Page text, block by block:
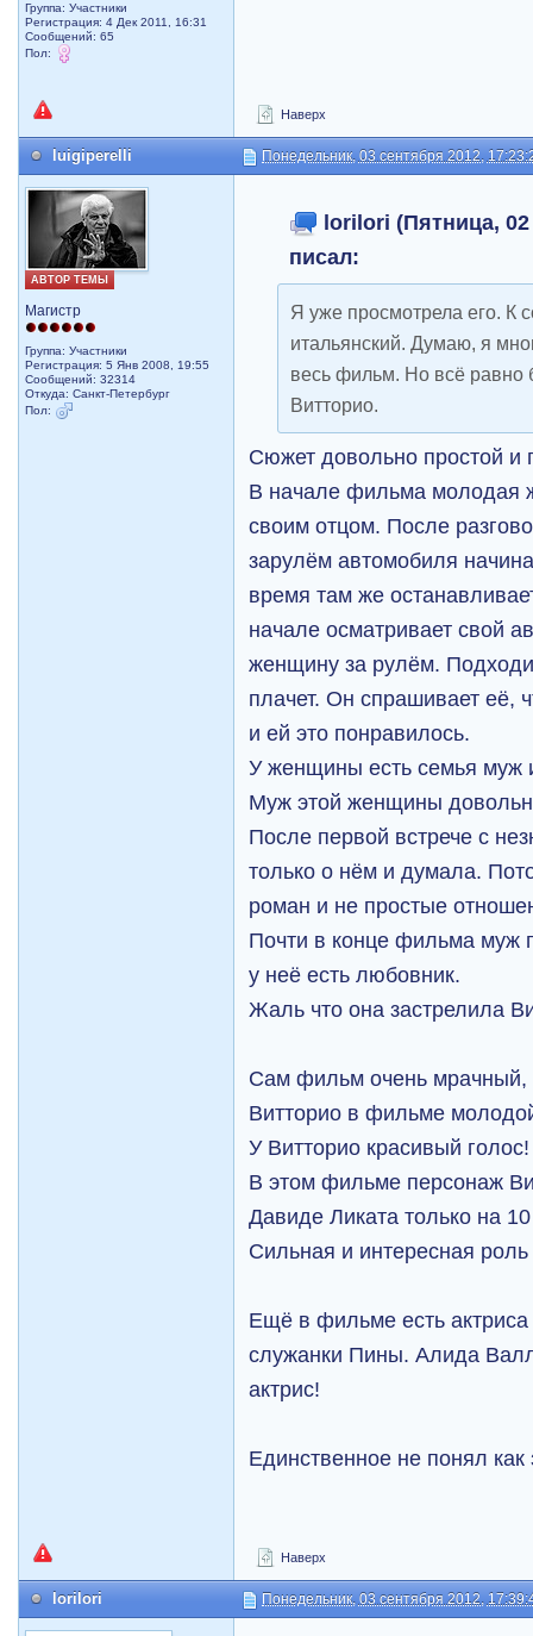
Группа: Участники
Регистрация: 4 Дек 2011, 16:31
Сообщений: 65
Пол:
Наверх
luigiperelli Понедельник, 03 сентября 2012,
АВТОР ТЕМЫ
Магистр
Группа: Участники
Регистрация: 5 Янв 2008, 19:55
Сообщений: 32314
Откуда: Санкт-Петербург
Пол:
lorilori (Пятница, 02
писал:
Я уже просмотрела его. К
итальянский. Думаю, я
весь фильм. Но всё равно
Витторио.
Сюжет довольно простой и
В начале фильма молодая
своим отцом. После
зарулём автомобиля
время там же
начале осматривает свой
женщину за рулём.
плачет. Он спрашивает её,
и ей это понравилось.
У женщины есть семья муж
Муж этой женщины
После первой встрече с
только о нём и думала.
роман и не простые
Почти в конце фильма муж
у неё есть любовник.
Жаль что она застрелила
Сам фильм очень мрачный,
Витторио в фильме
У Витторио красивый голос!
В этом фильме персонаж
Давиде Ликата только на
Сильная и интересная
Ещё в фильме есть
служанки Пины. Алида
актрис!
Единственное не понял
Наверх
lorilori Понедельник, 03 сентября 2012,